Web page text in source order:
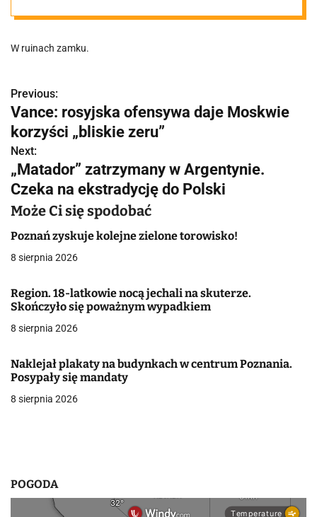
niebawem
zostanie
otwarta. Wstęp
za darmo!
W ruinach zamku.
N
a
w
i
g
a
c
j
a
p
i
Previous:
Vance: rosyjska ofensywa daje Moskwie
korzyści „bliskie zeru”
Next:
„Matador” zatrzymany w Argentynie.
Czeka na ekstradycję do Polski
Może Ci się spodobać
Poznań zyskuje kolejne zielone torowisko!
8 sierpnia 2026
Region. 18-latkowie nocą jechali na skuterze.
Skończyło się poważnym wypadkiem
8 sierpnia 2026
Naklejał plakaty na budynkach w centrum Poznania.
Posypały się mandaty
8 sierpnia 2026
POGODA